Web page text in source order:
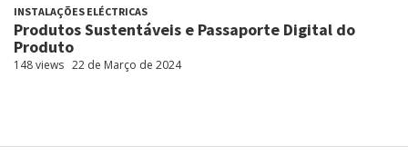
INSTALAÇÕES ELÉCTRICAS
Produtos Sustentáveis e Passaporte Digital do
Produto
148 views 22 de Março de 2024